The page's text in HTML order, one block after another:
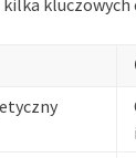
kluczowych